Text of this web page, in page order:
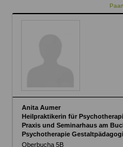
Anita Aumer
Heilpraktikerin für
Praxis und Seminarhaus am
Psychotherapie
Oberbucha 5B